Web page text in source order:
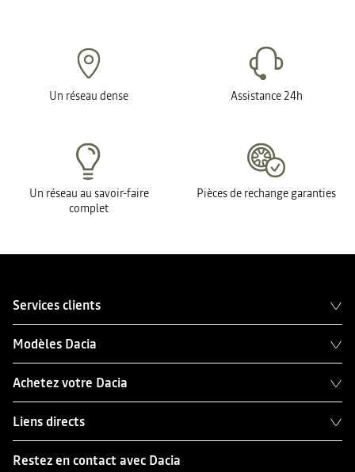
Un réseau dense Assistance 24h
Un réseau au savoir-faire
complet
Pièces de rechange garanties
Services clients
Modèles Dacia
Achetez votre Dacia
Liens directs
Restez en contact avec Dacia